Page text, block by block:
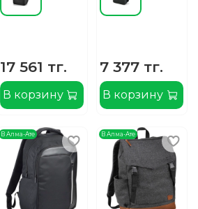
17 561 тг.
В корзину
7 377 тг.
В корзину
В Алма-Ате В Алма-Ате